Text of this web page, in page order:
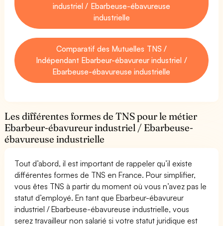
industriel / Ebarbeuse-ébavureuse
industrielle
Comparatif des Mutuelles TNS /
Indépendant Ebarbeur-ébavureur industriel /
Ebarbeuse-ébavureuse industrielle
Les différentes formes de TNS pour le métier
Ebarbeur-ébavureur industriel / Ebarbeuse-
ébavureuse industrielle
Tout d’abord, il est important de rappeler qu’il existe
différentes formes de TNS en France. Pour simplifier,
vous êtes TNS à partir du moment où vous n’avez pas le
statut d’employé. En tant que Ebarbeur-ébavureur
industriel / Ebarbeuse-ébavureuse industrielle, vous
serez travailleur non salarié si votre statut juridique est